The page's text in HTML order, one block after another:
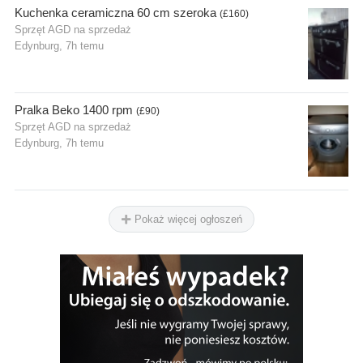
Kuchenka ceramiczna 60 cm szeroka (£160)
Sprzęt AGD na sprzedaż
Edynburg, 7h temu
Pralka Beko 1400 rpm (£90)
Sprzęt AGD na sprzedaż
Edynburg, 7h temu
Pokaż więcej ogłoszeń